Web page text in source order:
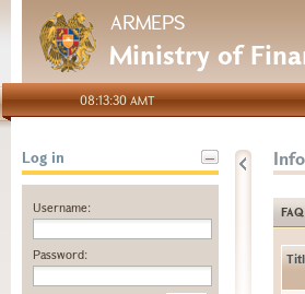
ARMEPS
Ministry of
08:13:30 AMT
Log in
Username:
Password:
FAQ